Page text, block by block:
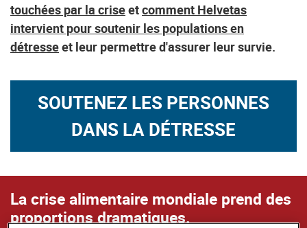
touchées par la criseetcomment Helvetas
intervient pour soutenir les populations en
détresseet leur permettre d'assurer leur survie.
SOUTENEZ LES PERSONNES
DANS LA DÉTRESSE
La crise alimentaire mondiale prend des
proportions dramatiques.